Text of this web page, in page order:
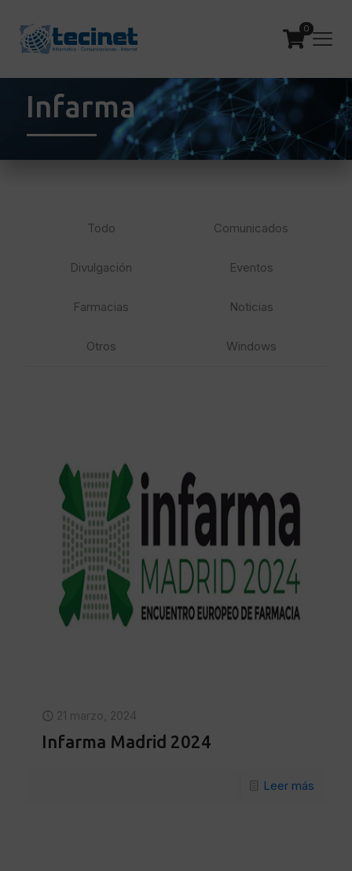
0
Infarma
Todo Comunicados
Divulgación Eventos
Farmacias Noticias
Otros Windows
21 marzo, 2024
Infarma Madrid 2024
Leer más